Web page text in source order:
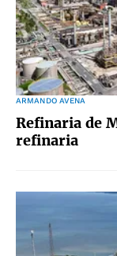
ARMANDO AVENA
Refinaria de
refinaria